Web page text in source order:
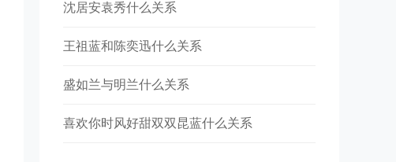
沈居安袁秀什么关系
王祖蓝和陈奕迅什么关系
盛如兰与明兰什么关系
喜欢你时风好甜双双昆蓝什么关系